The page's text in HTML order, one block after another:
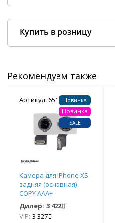
Купить в розницу
Рекомендуем также
Артикул: 651123Новинка
Новинка
SALE
Камера для iPhone XS
задняя (основная)
COPY ААА+
Дилер: 3 422
VIP: 3 327